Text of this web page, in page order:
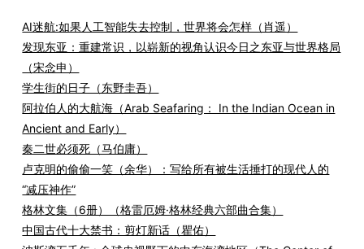
AI迷航:如果人工智能失去控制，世界将会怎样（肖遥）
发现东亚：重建常识，以崭新的视角认识今日之东亚与世界格局
（宋念申）
学生街的日子（东野圭吾）
阿拉伯人的大航海（Arab Seafaring： In the Indian Ocean in
Ancient and Early）
秦二世必须死（马伯庸）
卢克明的偷偷一笑（余华）：写给所有被生活捶打的现代人的
“减压神作”
格林文集（6册）（格雷厄姆·格林经典六部曲合集）
中国古代十大禁书：剪灯新话（瞿佑）